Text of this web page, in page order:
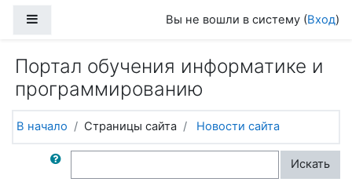
Вы не вошли в систему (Вход)
Портал обучения информатике и
программированию
В начало Страницы сайта Новости сайта
Поиск по форумам Искать